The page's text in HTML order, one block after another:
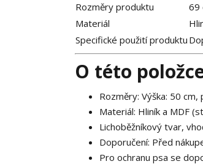
Rozměry produktu
69
Materiál
Specifické použití produktu
O této
Rozměry: Výška: 50
Materiál: Hliník a MDF
Lichoběžníkový tvar,
Doporučení: Před
Pro ochranu psa se